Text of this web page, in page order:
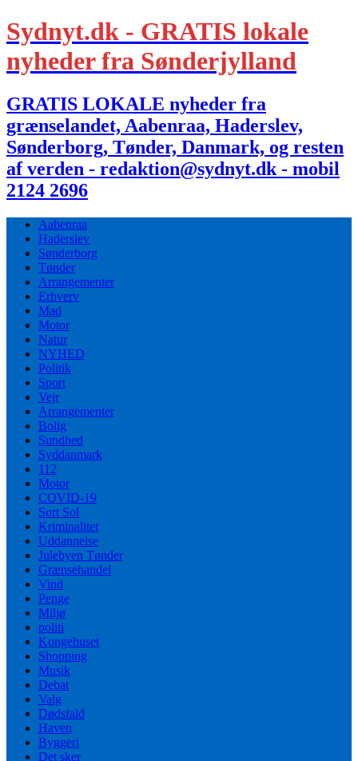
Sydnyt.dk - GRATIS lokale
nyheder fra Sønderjylland
GRATIS LOKALE nyheder fra
grænselandet, Aabenraa, Haderslev,
Sønderborg, Tønder, Danmark, og resten
af verden - redaktion@sydnyt.dk - mobil
2124 2696
Aabenraa
Haderslev
Sønderborg
Tønder
Arrangementer
Erhverv
Mad
Motor
Natur
NYHED
Politik
Sport
Vejr
Arrangementer
Bolig
Sundhed
Syddanmark
112
Motor
COVID-19
Sort Sol
Kriminalitet
Uddannelse
Julebyen Tønder
Grænsehandel
Vind
Penge
Miljø
politi
Kongehuset
Shopping
Musik
Debat
Valg
Dødsfald
Haven
Byggeri
Det sker